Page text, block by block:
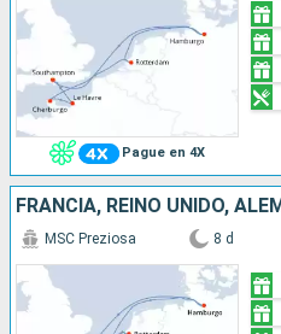
Pague en 4X
MSC Preziosa 8 d